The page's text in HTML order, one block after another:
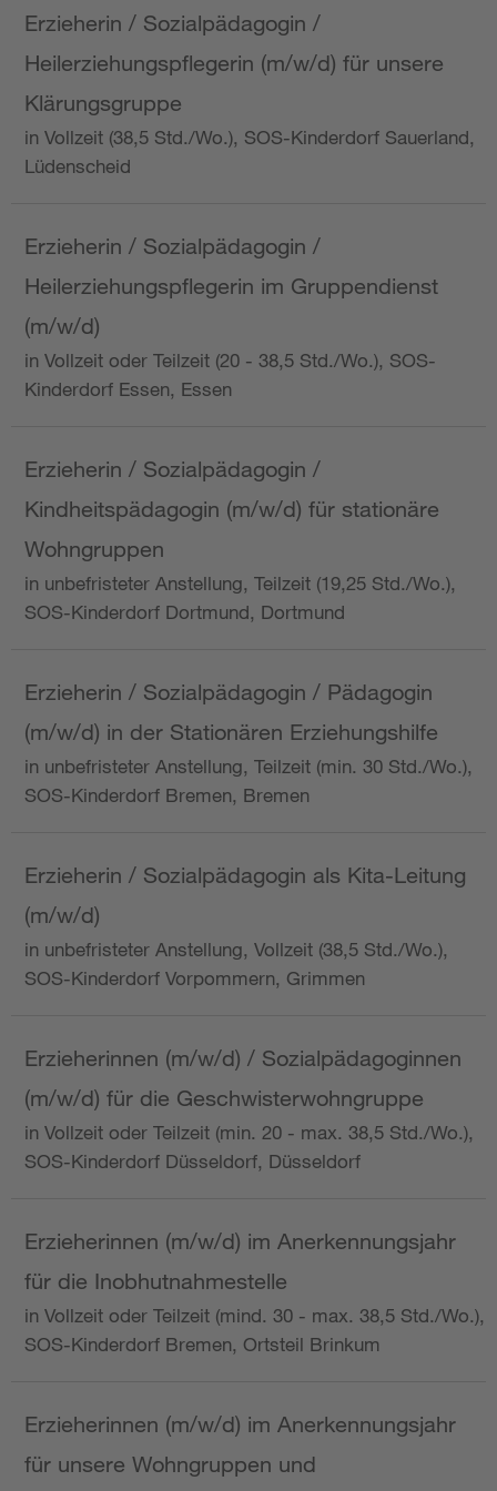
Erzieherin / Sozialpädagogin /
Heilerziehungspflegerin (m/w/d) für unsere
Klärungsgruppe
in Vollzeit (38,5 Std./Wo.), SOS-Kinderdorf Sauerland,
Lüdenscheid
Erzieherin / Sozialpädagogin /
Heilerziehungspflegerin im Gruppendienst
(m/w/d)
in Vollzeit oder Teilzeit (20 - 38,5 Std./Wo.), SOS-
Kinderdorf Essen, Essen
Erzieherin / Sozialpädagogin /
Kindheitspädagogin (m/w/d) für stationäre
Wohngruppen
in unbefristeter Anstellung, Teilzeit (19,25 Std./Wo.),
SOS-Kinderdorf Dortmund, Dortmund
Erzieherin / Sozialpädagogin / Pädagogin
(m/w/d) in der Stationären Erziehungshilfe
in unbefristeter Anstellung, Teilzeit (min. 30 Std./Wo.),
SOS-Kinderdorf Bremen, Bremen
Erzieherin / Sozialpädagogin als Kita-Leitung
(m/w/d)
in unbefristeter Anstellung, Vollzeit (38,5 Std./Wo.),
SOS-Kinderdorf Vorpommern, Grimmen
Erzieherinnen (m/w/d) / Sozialpädagoginnen
(m/w/d) für die Geschwisterwohngruppe
in Vollzeit oder Teilzeit (min. 20 - max. 38,5 Std./Wo.),
SOS-Kinderdorf Düsseldorf, Düsseldorf
Erzieherinnen (m/w/d) im Anerkennungsjahr
für die Inobhutnahmestelle
in Vollzeit oder Teilzeit (mind. 30 - max. 38,5 Std./Wo.),
SOS-Kinderdorf Bremen, Ortsteil Brinkum
Erzieherinnen (m/w/d) im Anerkennungsjahr
für unsere Wohngruppen und